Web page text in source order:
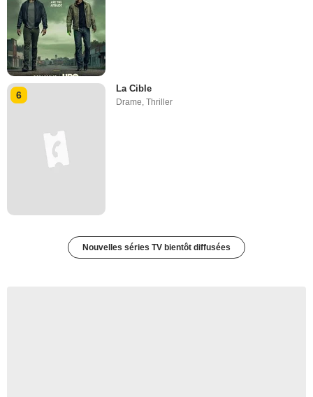
6
La Cible
Drame,Thriller
Nouvelles séries TV bientôt diffusées